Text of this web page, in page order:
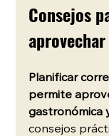
Consejos
Planificar
permite
gastronómica
consejos